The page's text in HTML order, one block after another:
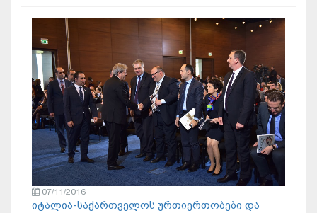
07/11/2016
იტალია-საქართველოს ურთიერთობები და